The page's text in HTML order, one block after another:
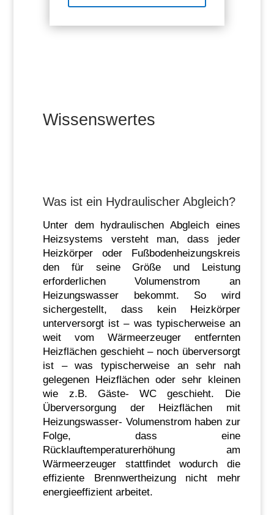
Wissenswertes
Was ist ein Hydraulischer Abgleich?
Unter dem hydraulischen Abgleich eines
Heizsystems versteht man, dass jeder
Heizkörper oder Fußbodenheizungskreis
den für seine Größe und Leistung
erforderlichen Volumenstrom an
Heizungswasser bekommt. So wird
sichergestellt, dass kein Heizkörper
unterversorgt ist – was typischerweise an
weit vom Wärmeerzeuger entfernten
Heizflächen geschieht – noch überversorgt
ist – was typischerweise an sehr nah
gelegenen Heizflächen oder sehr kleinen
wie z.B. Gäste- WC geschieht. Die
Überversorgung der Heizflächen mit
Heizungswasser- Volumenstrom haben zur
Folge, dass eine
Rücklauftemperaturerhöhung am
Wärmeerzeuger stattfindet wodurch die
effiziente Brennwertheizung nicht mehr
energieeffizient arbeitet.